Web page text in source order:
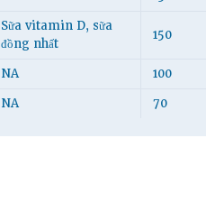
Sữa vitamin D, sữa
đồng nhất
150
NA 100
NA 70